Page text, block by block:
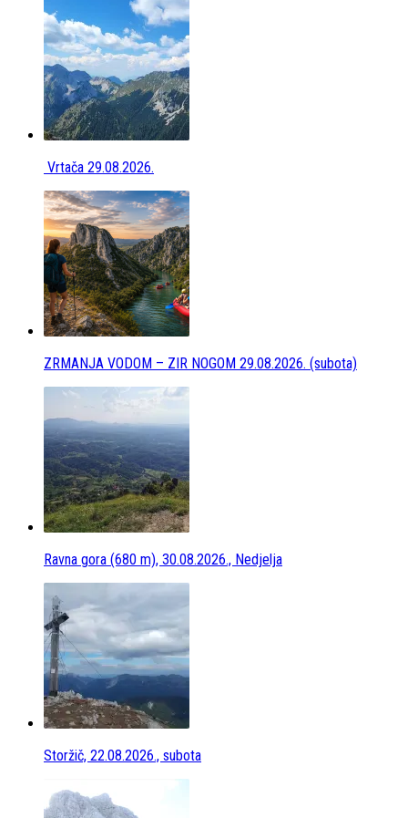
Vrtača 29.08.2026.
ZRMANJA VODOM – ZIR NOGOM 29.08.2026. (subota)
Ravna gora (680 m), 30.08.2026., Nedjelja
Storžič, 22.08.2026., subota